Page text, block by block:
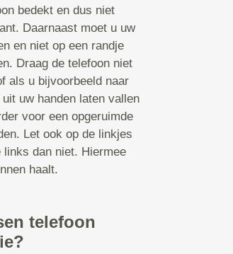
bedekt en dus niet
Daarnaast moet u uw
en niet op een randje
Draag de telefoon niet
als u bijvoorbeeld naar
uw handen laten vallen
voor een opgeruimde
Let ook op de linkjes
links dan niet. Hiermee
haalt.
telefoon